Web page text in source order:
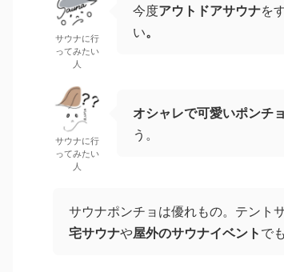
サウナに行
ってみたい
人
今度アウトドアサウナを
い。
サウナに行
ってみたい
人
オシャレで可愛いポンチ
う。
サウナポンチョは優れもの。テント
宅サウナや屋外のサウナイベントで